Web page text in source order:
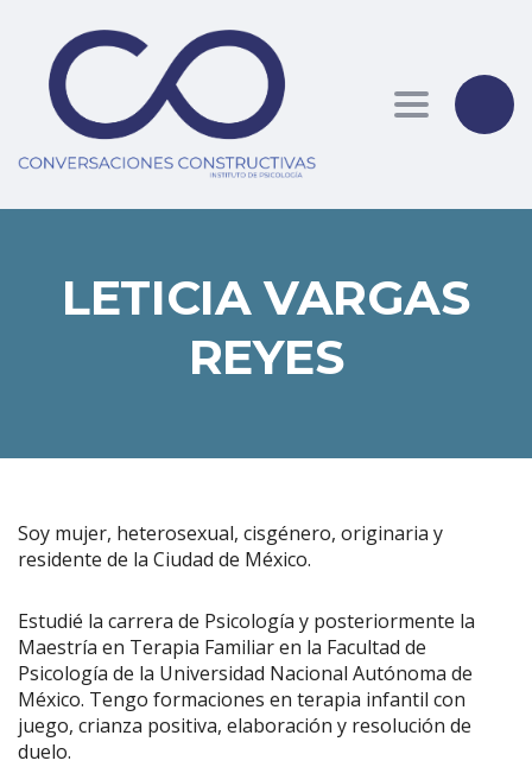
Toggle
LETICIA VARGAS
REYES
Soy mujer, heterosexual, cisgénero, originaria y
residente de la Ciudad de México.
Estudié la carrera de Psicología y posteriormente la
Maestría en Terapia Familiar en la Facultad de
Psicología de la Universidad Nacional Autónoma de
México. Tengo formaciones en terapia infantil con
juego, crianza positiva, elaboración y resolución de
duelo.